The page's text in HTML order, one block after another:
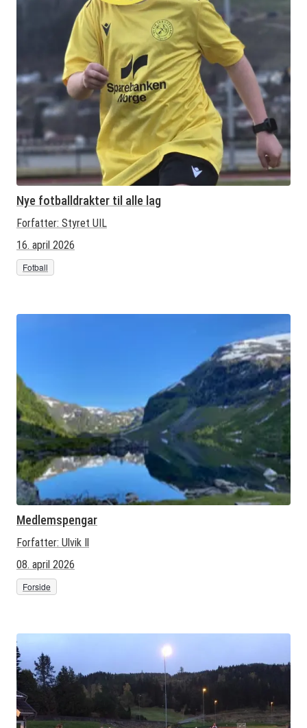
Nye fotballdrakter til alle lag
Forfatter: Styret UIL
16. april 2026
Fotball
Medlemspengar
Forfatter: Ulvik Il
08. april 2026
Forside